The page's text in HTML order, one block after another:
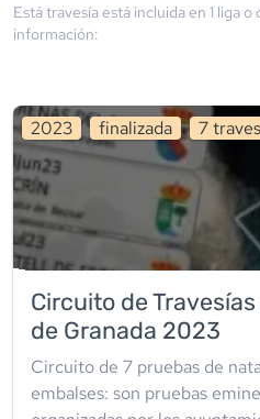
Está travesía está incluida en 1 liga o
información:
2023 finalizada 7
Circuito de
de Granada 2023
Circuito de 7 pruebas de
embalses: son pruebas